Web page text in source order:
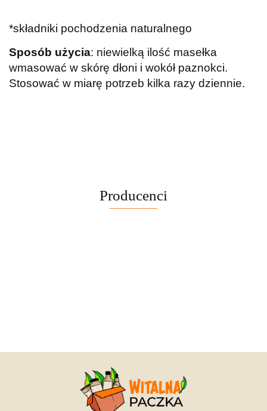
*składniki pochodzenia naturalnego
Sposób użycia: niewielką ilość masełka
wmasować w skórę dłoni i wokół paznokci.
Stosować w miarę potrzeb kilka razy dziennie.
Producenci